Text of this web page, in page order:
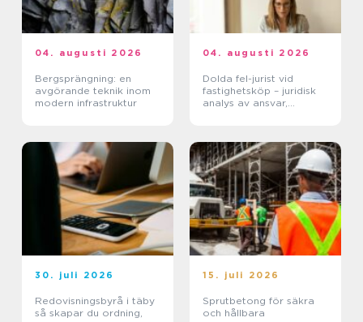
04. augusti 2026
Bergsprängning: en
avgörande teknik inom
modern infrastruktur
04. augusti 2026
Dolda fel-jurist vid
fastighetsköp – juridisk
analys av ansvar,
30. juli 2026
Redovisningsbyrå i täby
så skapar du ordning,
15. juli 2026
Sprutbetong för säkra
och hållbara